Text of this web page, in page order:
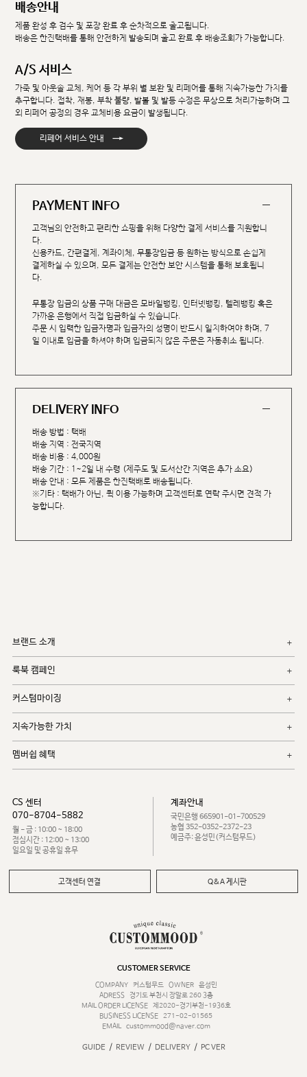
배송안내
제품 완성 후 검수 및 포장 완료 후 순차적으로 출고됩니다.
배송은 한진택배를 통해 안전하게 발송되며 출고 완료 후 배송조회가 가능합니다.
A/S 서비스
가죽 및 아웃솔 교체, 케어 등 각 부위 별 보완 및 리페어를 통해 지속가능한 가치를
추구합니다. 접착, 재봉, 부착 불량, 발볼 및 발등 수정은 무상으로 처리가능하며 그
외 리페어 공정의 경우 교체비용 요금이 발생됩니다.
리페어 서비스 안내 →
PAYMENT INFO
고객님의 안전하고 편리한 쇼핑을 위해 다양한 결제 서비스를 지원합니
다.
신용카드, 간편결제, 계좌이체, 무통장입금 등 원하는 방식으로 손쉽게
결제하실 수 있으며, 모든 결제는 안전한 보안 시스템을 통해 보호됩니
다.
무통장 입금의 상품 구매 대금은 모바일뱅킹, 인터넷뱅킹, 텔레뱅킹 혹은
가까운 은행에서 직접 입금하실 수 있습니다.
주문 시 입력한 입금자명과 입금자의 성명이 반드시 일치하여야 하며, 7
일 이내로 입금을 하셔야 하며 입금되지 않은 주문은 자동취소 됩니다.
DELIVERY INFO
배송 방법 : 택배
배송 지역 : 전국지역
배송 비용 : 4,000원
배송 기간 : 1~2일 내 수령 (제주도 및 도서산간 지역은 추가 소요)
배송 안내 : 모든 제품은 한진택배로 배송됩니다.
※기타 : 택배가 아닌, 퀵 이용 가능하며 고객센터로 연락 주시면 견적 가
능합니다.
브랜드 소개
룩북 캠페인
커스텀마이징
지속가능한 가치
멤버쉽 혜택
CS 센터
070-8704-5882
월 - 금 : 10:00 ~ 18:00
점심시간 : 12:00 ~ 13:00
일요일 및 공휴일 휴무
계좌안내
국민은행 665901-01-700529
농협 352-0352-2372-23
예금주: 윤성민(커스텀무드)
고객센터 연결 Q&A 게시판
CUSTOMER SERVICE
COMPANY
커스텀무드 OWNER
윤성민
ADRESS
경기도 부천시 장말로 260 3층
MAIL ORDER LICENSE
제2020-경기부천-1936호
BUSINESS LICENSE 271-02-01565
EMAIL
custommood@naver.com
GUIDE / REVIEW / DELIVERY / PC VER